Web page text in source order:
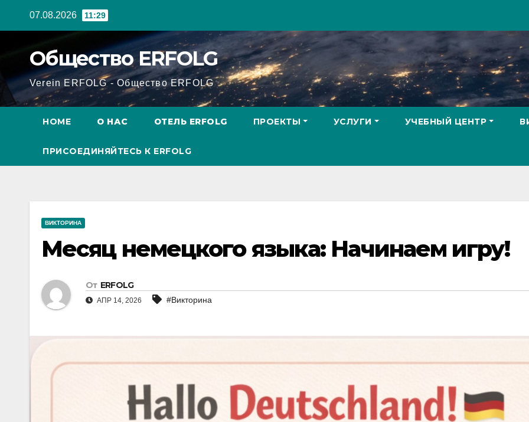
07.08.2026 11:29
Общество ERFOLG
Verein ERFOLG - Общество ERFOLG
HOME О НАС ОТЕЛЬ ERFOLG ПРОЕКТЫ УСЛУГИ УЧЕБНЫЙ ЦЕНТР
ПРИСОЕДИНЯЙТЕСЬ К ERFOLG
ВИКТОРИНА
Месяц немецкого языка: Начинаем игру!
От ERFOLG
АПР 14, 2026 #Викторина